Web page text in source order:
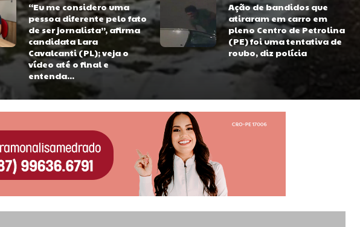
“Eu me considero uma
pessoa diferente pelo fato
de ser jornalista”, afirma
candidata Lara
Cavalcanti (PL); veja o
vídeo até o final e
entenda...
Ação de bandidos que
atiraram em carro em
pleno Centro de Petrolina
(PE) foi uma tentativa de
roubo, diz polícia